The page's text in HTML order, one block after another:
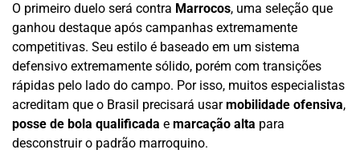
O primeiro duelo será contra Marrocos, uma seleção que
ganhou destaque após campanhas extremamente
competitivas. Seu estilo é baseado em um sistema
defensivo extremamente sólido, porém com transições
rápidas pelo lado do campo. Por isso, muitos especialistas
acreditam que o Brasil precisará usarmobilidade ofensiva,
posse de bola qualificada e marcação alta para
desconstruir o padrão marroquino.